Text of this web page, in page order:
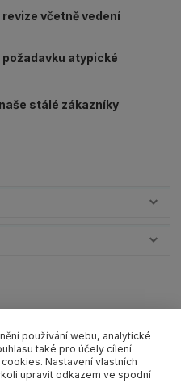
včetně vedení
atypické
stálé zákazníky
technický list s
používání webu, analytické
také pro účely cílení
Nastavení vlastních
upravit odkazem ve spodní